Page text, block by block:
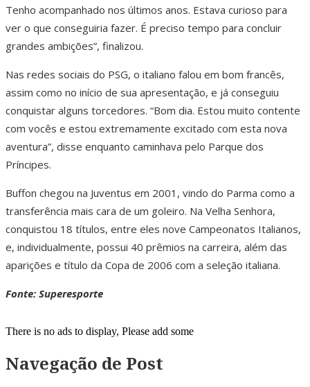
Tenho acompanhado nos últimos anos. Estava curioso para
ver o que conseguiria fazer. É preciso tempo para concluir
grandes ambições”, finalizou.
Nas redes sociais do PSG, o italiano falou em bom francês,
assim como no início de sua apresentação, e já conseguiu
conquistar alguns torcedores. “Bom dia. Estou muito contente
com vocês e estou extremamente excitado com esta nova
aventura”, disse enquanto caminhava pelo Parque dos
Príncipes.
Buffon chegou na Juventus em 2001, vindo do Parma como a
transferência mais cara de um goleiro. Na Velha Senhora,
conquistou 18 títulos, entre eles nove Campeonatos Italianos,
e, individualmente, possui 40 prêmios na carreira, além das
aparições e título da Copa de 2006 com a seleção italiana.
Fonte: Superesporte
There is no ads to display, Please add some
Navegação de Post